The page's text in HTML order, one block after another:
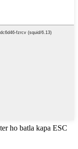
ho batla kapa ESC